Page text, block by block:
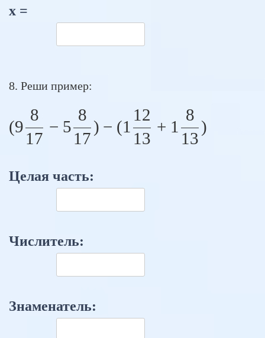
х =
8. Реши пример:
( 9 \frac{8}{17} - 5
(9
17
8
− 5
17
8
) − (1
13
12
+ 1
13
8
)
Целая часть:
Числитель:
Знаменатель: